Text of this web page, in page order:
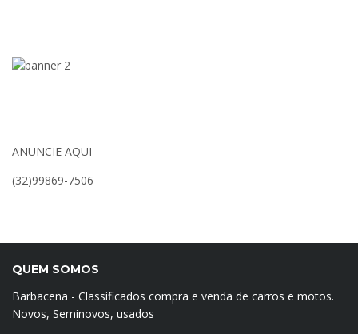
ANUNCIE AQUI
(32)99869-7506
QUEM SOMOS
Barbacena - Classificados compra e venda de carros e motos.
Novos, Seminovos, usados